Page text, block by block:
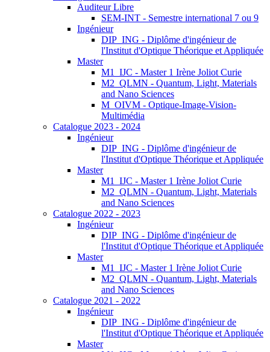
Auditeur Libre
SEM-INT - Semestre international 7 ou 9
Ingénieur
DIP_ING - Diplôme d'ingénieur de
l'Institut d'Optique Théorique et Appliquée
Master
M1_IJC - Master 1 Irène Joliot Curie
M2_QLMN - Quantum, Light, Materials
and Nano Sciences
M_OIVM - Optique-Image-Vision-
Multimédia
Catalogue 2023 - 2024
Ingénieur
DIP_ING - Diplôme d'ingénieur de
l'Institut d'Optique Théorique et Appliquée
Master
M1_IJC - Master 1 Irène Joliot Curie
M2_QLMN - Quantum, Light, Materials
and Nano Sciences
Catalogue 2022 - 2023
Ingénieur
DIP_ING - Diplôme d'ingénieur de
l'Institut d'Optique Théorique et Appliquée
Master
M1_IJC - Master 1 Irène Joliot Curie
M2_QLMN - Quantum, Light, Materials
and Nano Sciences
Catalogue 2021 - 2022
Ingénieur
DIP_ING - Diplôme d'ingénieur de
l'Institut d'Optique Théorique et Appliquée
Master